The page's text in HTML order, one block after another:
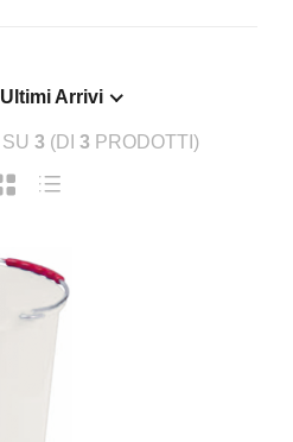
Ultimi Arrivi
SU 3 (DI 3 PRODOTTI)